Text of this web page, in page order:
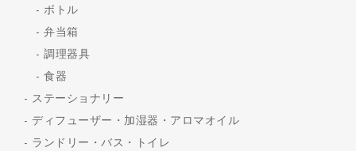
ボトル
弁当箱
調理器具
食器
ステーショナリー
ディフューザー・加湿器・アロマオイル
ランドリー・バス・トイレ